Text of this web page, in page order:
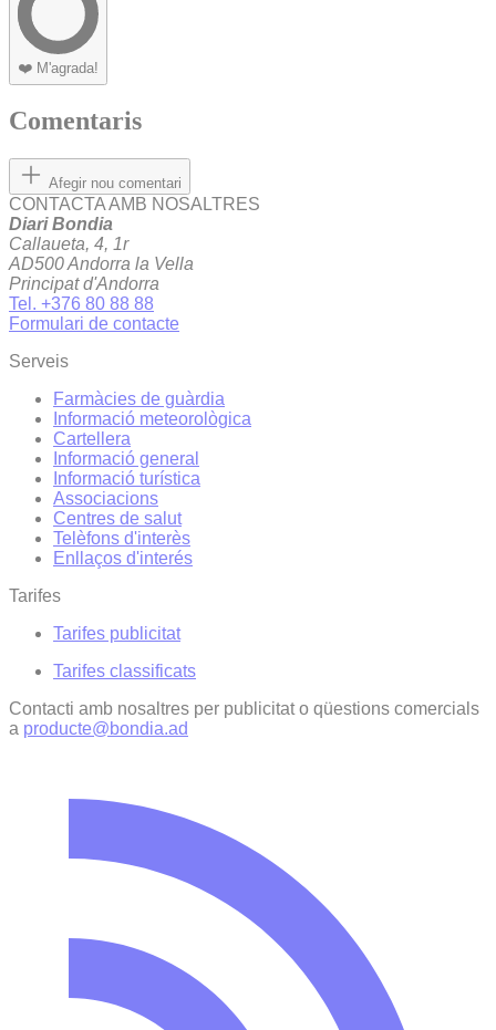
❤️ M'agrada!
Comentaris
Afegir nou comentari
CONTACTA AMB NOSALTRES
Diari Bondia
Callaueta, 4, 1r
AD500 Andorra la Vella
Principat d'Andorra
Tel. +376 80 88 88
Formulari de contacte
Serveis
Farmàcies de guàrdia
Informació meteorològica
Cartellera
Informació general
Informació turística
Associacions
Centres de salut
Telèfons d'interès
Enllaços d'interés
Tarifes
Tarifes publicitat
Tarifes classificats
Contacti amb nosaltres per publicitat o qüestions comercials
a producte@bondia.ad